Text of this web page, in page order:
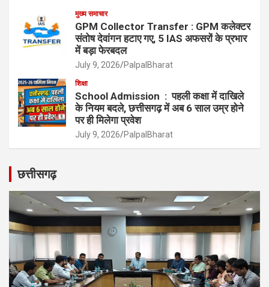
मुख्य समाचार
GPM Collector Transfer : GPM कलेक्टर
संतोष देवांगन हटाए गए, 5 IAS अफसरों के प्रभार
में बड़ा फेरबदल
July 9, 2026 PalpalBharat
शिक्षा
School Admission : पहली कक्षा में दाखिले
के नियम बदले, छत्तीसगढ़ में अब 6 साल उम्र होने
पर ही मिलेगा प्रवेश
July 9, 2026 PalpalBharat
छत्तीसगढ़